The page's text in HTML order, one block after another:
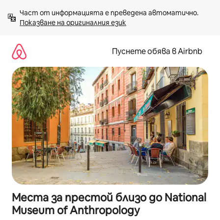
към
съдържанието
Показване на оригиналния език
Пуснете обява в Airbnb
Места за престой близо до National
Museum of Anthropology